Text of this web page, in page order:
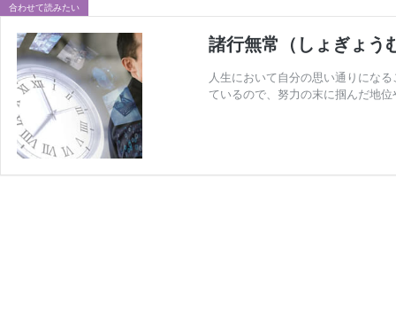
合わせて読みたい
諸行無常（しょぎょう
人生において自分の思い通りにな
ているので、努力の末に掴んだ地